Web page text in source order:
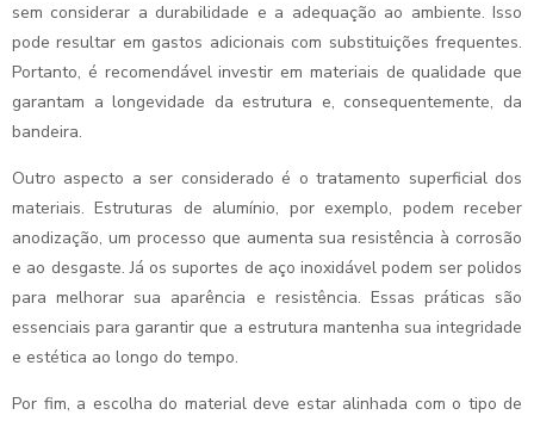
sem considerar a durabilidade e a adequação ao ambiente. Isso
pode resultar em gastos adicionais com substituições frequentes.
Portanto, é recomendável investir em materiais de qualidade que
garantam a longevidade da estrutura e, consequentemente, da
bandeira.
Outro aspecto a ser considerado é o tratamento superficial dos
materiais. Estruturas de alumínio, por exemplo, podem receber
anodização, um processo que aumenta sua resistência à corrosão
e ao desgaste. Já os suportes de aço inoxidável podem ser polidos
para melhorar sua aparência e resistência. Essas práticas são
essenciais para garantir que a estrutura mantenha sua integridade
e estética ao longo do tempo.
Por fim, a escolha do material deve estar alinhada com o tipo de